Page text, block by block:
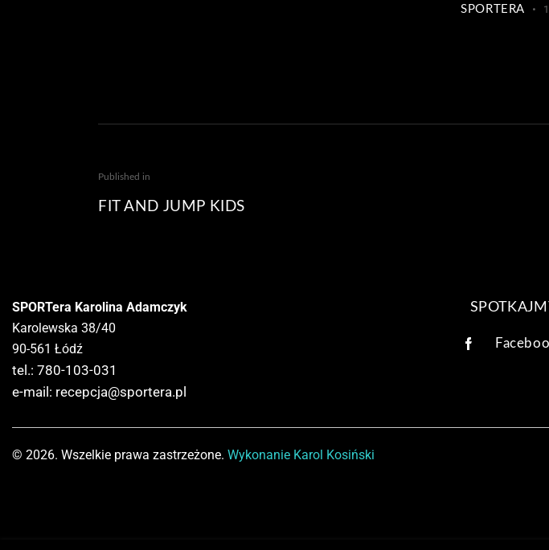
SPORTERA
Published in
FIT AND JUMP KIDS
SPORTera Karolina Adamczyk
Karolewska 38/40
90-561 Łódź
tel.: 780-103-031
e-mail: recepcja@sportera.pl
© 2026. Wszelkie prawa zastrzeżone. Wykonanie Karol Kosiński